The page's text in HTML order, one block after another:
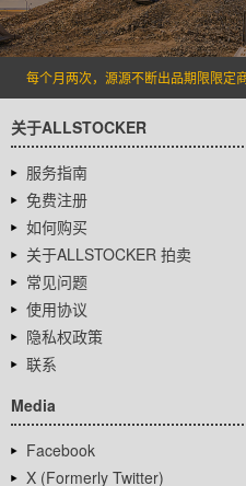
每个月两次，源源不断出品期限限定商
关于ALLSTOCKER
服务指南
免费注册
如何购买
关于ALLSTOCKER 拍卖
常见问题
使用协议
隐私权政策
联系
Media
Facebook
X (Formerly Twitter)